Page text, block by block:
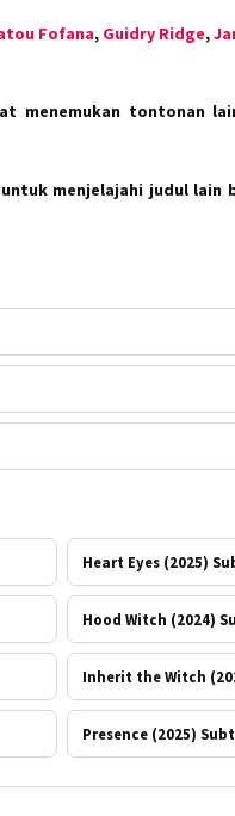
Fofana, Guidry Ridge,
menemukan tontonan
menjelajahi judul lain
Heart Eyes (2025)
Hood Witch (2024)
Inherit the Witch
Presence (2025)